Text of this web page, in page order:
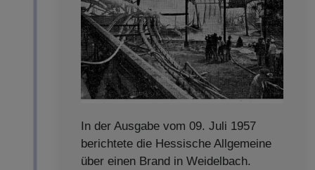
In der Ausgabe vom 09. Juli 1957
berichtete die Hessische Allgemeine
über einen Brand in Weidelbach.